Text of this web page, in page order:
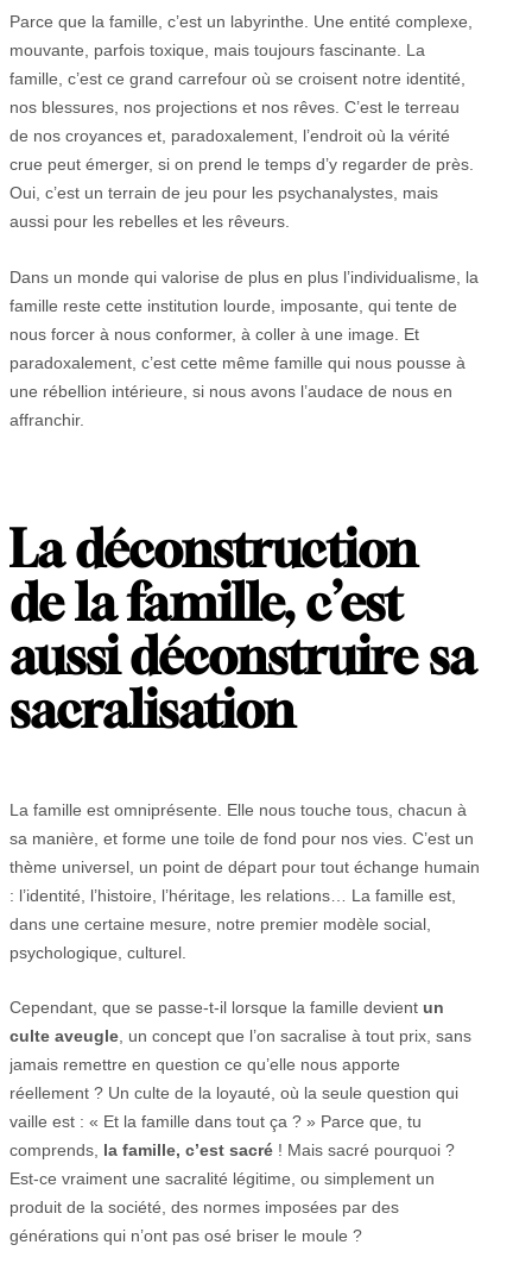
Parce que la famille, c’est un labyrinthe. Une entité complexe,
mouvante, parfois toxique, mais toujours fascinante. La
famille, c’est ce grand carrefour où se croisent notre identité,
nos blessures, nos projections et nos rêves. C’est le terreau
de nos croyances et, paradoxalement, l’endroit où la vérité
crue peut émerger, si on prend le temps d’y regarder de près.
Oui, c’est un terrain de jeu pour les psychanalystes, mais
aussi pour les rebelles et les rêveurs.
Dans un monde qui valorise de plus en plus l’individualisme, la
famille reste cette institution lourde, imposante, qui tente de
nous forcer à nous conformer, à coller à une image. Et
paradoxalement, c’est cette même famille qui nous pousse à
une rébellion intérieure, si nous avons l’audace de nous en
affranchir.
La déconstruction
de la famille, c’est
aussi déconstruire sa
sacralisation
La famille est omniprésente. Elle nous touche tous, chacun à
sa manière, et forme une toile de fond pour nos vies. C’est un
thème universel, un point de départ pour tout échange humain
: l’identité, l’histoire, l’héritage, les relations… La famille est,
dans une certaine mesure, notre premier modèle social,
psychologique, culturel.
Cependant, que se passe-t-il lorsque la famille devient un
culte aveugle, un concept que l’on sacralise à tout prix, sans
jamais remettre en question ce qu’elle nous apporte
réellement ? Un culte de la loyauté, où la seule question qui
vaille est : « Et la famille dans tout ça ? » Parce que, tu
comprends, la famille, c’est sacré ! Mais sacré pourquoi ?
Est-ce vraiment une sacralité légitime, ou simplement un
produit de la société, des normes imposées par des
générations qui n’ont pas osé briser le moule ?